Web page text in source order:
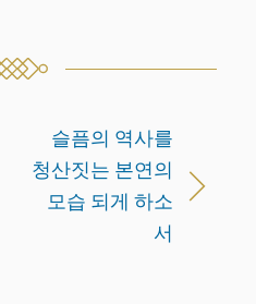
슬픔의 역사를
청산짓는 본연의
모습 되게 하소
서